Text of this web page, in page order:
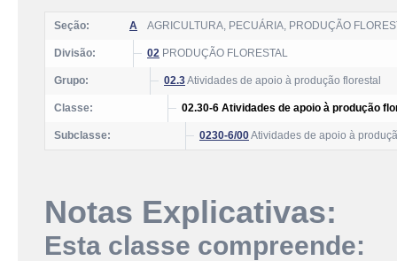
Seção: A AGRICULTURA, PECUÁRIA, PRODUÇÃO
Divisão: 02 PRODUÇÃO FLORESTAL
Grupo: 02.3Atividades de apoio à produção florestal
Classe: 02.30-6 Atividades de apoio à produção
Subclasse: 0230-6/00Atividades de apoio à
Notas Explicativas:
Esta classe compreende: